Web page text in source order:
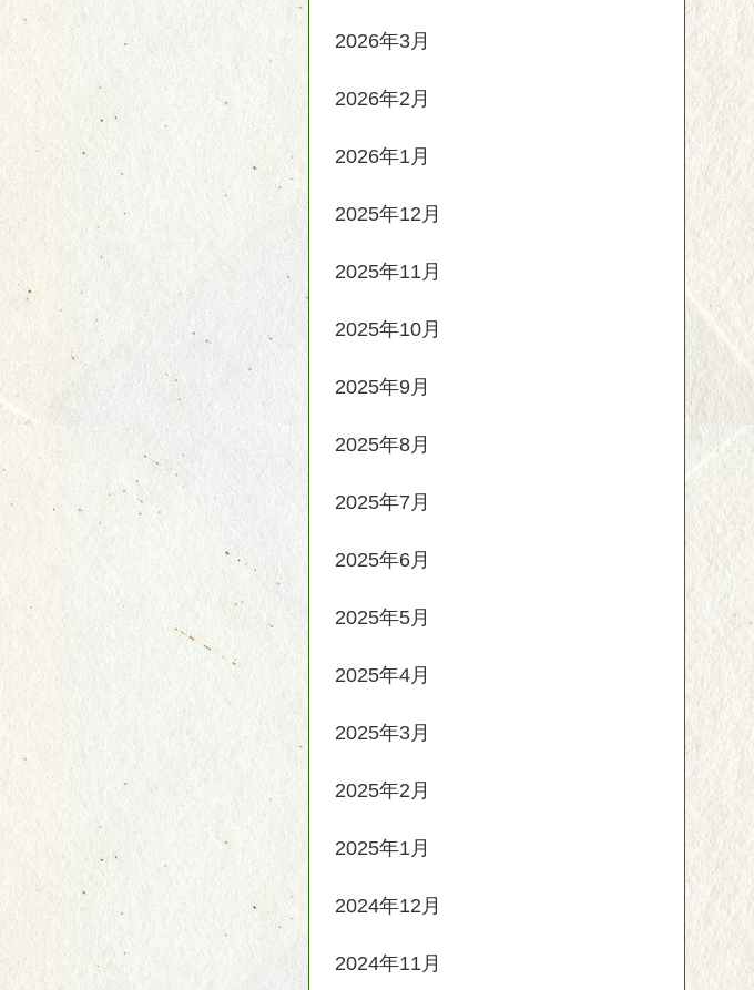
2026年3月
2026年2月
2026年1月
2025年12月
2025年11月
2025年10月
2025年9月
2025年8月
2025年7月
2025年6月
2025年5月
2025年4月
2025年3月
2025年2月
2025年1月
2024年12月
2024年11月